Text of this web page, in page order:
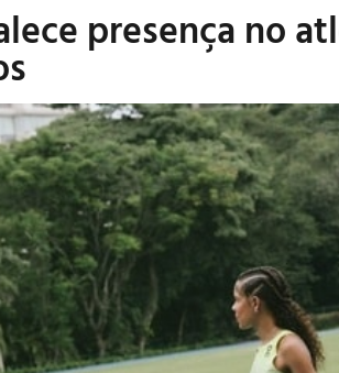
presença no